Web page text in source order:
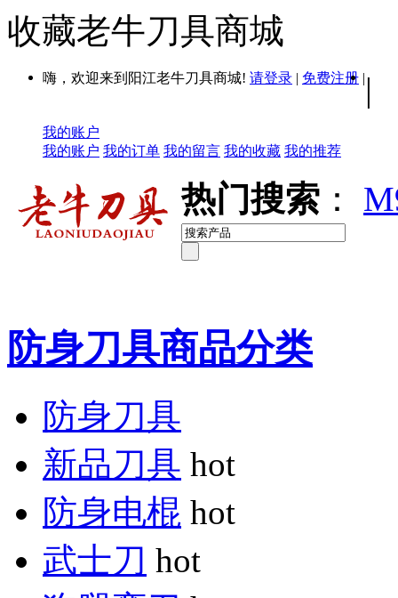
收藏老牛刀具商城
嗨，欢迎来到阳江老牛刀具商城! 请登录 | 免费注册 | |
我的账户
我的账户 我的订单 我的留言 我的收藏 我的推荐
热门搜索 ：
防身刀具商品分类
防身刀具
新品刀具 hot
防身电棍 hot
武士刀 hot